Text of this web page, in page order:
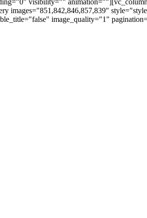
images="851,842,846,857,839"
image_quality="1"